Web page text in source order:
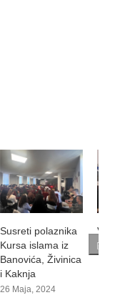
Večer Kur'ana
18 Maja, 2024